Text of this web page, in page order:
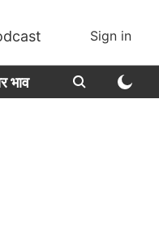
Sign in
भाव